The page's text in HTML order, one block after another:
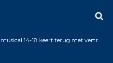
14-18 keert terug met vertrouwde én nieuwe namen